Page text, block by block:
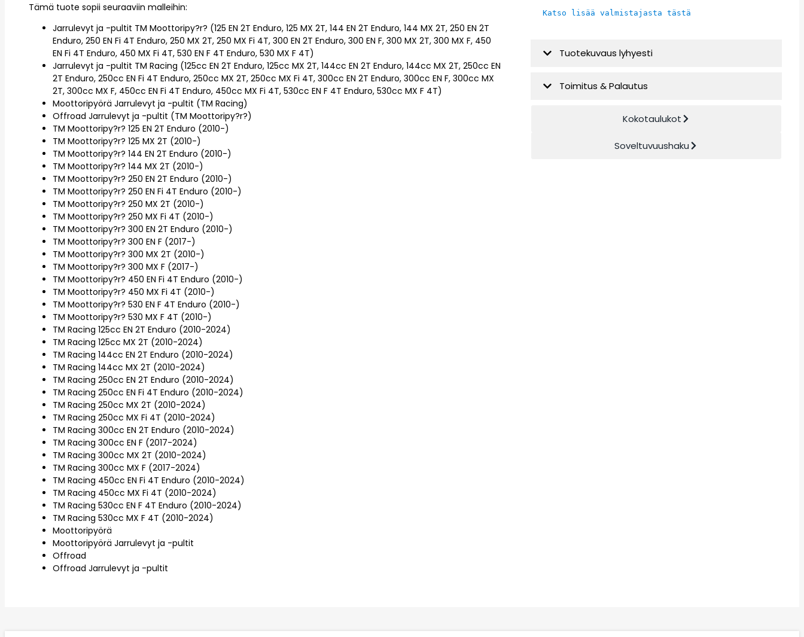
Tämä tuote sopii seuraaviin malleihin:
Jarrulevyt ja -pultit TM Moottoripy?r? (125 EN 2T Enduro, 125 MX 2T, 144 EN 2T Enduro, 144 MX 2T, 250 EN 2T
Enduro, 250 EN Fi 4T Enduro, 250 MX 2T, 250 MX Fi 4T, 300 EN 2T Enduro, 300 EN F, 300 MX 2T, 300 MX F, 450
EN Fi 4T Enduro, 450 MX Fi 4T, 530 EN F 4T Enduro, 530 MX F 4T)
Jarrulevyt ja -pultit TM Racing (125cc EN 2T Enduro, 125cc MX 2T, 144cc EN 2T Enduro, 144cc MX 2T, 250cc EN
2T Enduro, 250cc EN Fi 4T Enduro, 250cc MX 2T, 250cc MX Fi 4T, 300cc EN 2T Enduro, 300cc EN F, 300cc MX
2T, 300cc MX F, 450cc EN Fi 4T Enduro, 450cc MX Fi 4T, 530cc EN F 4T Enduro, 530cc MX F 4T)
Moottoripyörä Jarrulevyt ja -pultit (TM Racing)
Offroad Jarrulevyt ja -pultit (TM Moottoripy?r?)
TM Moottoripy?r? 125 EN 2T Enduro (2010-)
TM Moottoripy?r? 125 MX 2T (2010-)
TM Moottoripy?r? 144 EN 2T Enduro (2010-)
TM Moottoripy?r? 144 MX 2T (2010-)
TM Moottoripy?r? 250 EN 2T Enduro (2010-)
TM Moottoripy?r? 250 EN Fi 4T Enduro (2010-)
TM Moottoripy?r? 250 MX 2T (2010-)
TM Moottoripy?r? 250 MX Fi 4T (2010-)
TM Moottoripy?r? 300 EN 2T Enduro (2010-)
TM Moottoripy?r? 300 EN F (2017-)
TM Moottoripy?r? 300 MX 2T (2010-)
TM Moottoripy?r? 300 MX F (2017-)
TM Moottoripy?r? 450 EN Fi 4T Enduro (2010-)
TM Moottoripy?r? 450 MX Fi 4T (2010-)
TM Moottoripy?r? 530 EN F 4T Enduro (2010-)
TM Moottoripy?r? 530 MX F 4T (2010-)
TM Racing 125cc EN 2T Enduro (2010-2024)
TM Racing 125cc MX 2T (2010-2024)
TM Racing 144cc EN 2T Enduro (2010-2024)
TM Racing 144cc MX 2T (2010-2024)
TM Racing 250cc EN 2T Enduro (2010-2024)
TM Racing 250cc EN Fi 4T Enduro (2010-2024)
TM Racing 250cc MX 2T (2010-2024)
TM Racing 250cc MX Fi 4T (2010-2024)
TM Racing 300cc EN 2T Enduro (2010-2024)
TM Racing 300cc EN F (2017-2024)
TM Racing 300cc MX 2T (2010-2024)
TM Racing 300cc MX F (2017-2024)
TM Racing 450cc EN Fi 4T Enduro (2010-2024)
TM Racing 450cc MX Fi 4T (2010-2024)
TM Racing 530cc EN F 4T Enduro (2010-2024)
TM Racing 530cc MX F 4T (2010-2024)
Moottoripyörä
Moottoripyörä Jarrulevyt ja -pultit
Offroad
Offroad Jarrulevyt ja -pultit
Katso lisää valmistajasta tästä
Tuotekuvaus lyhyesti
Toimitus & Palautus
Kokotaulukot
Soveltuvuushaku